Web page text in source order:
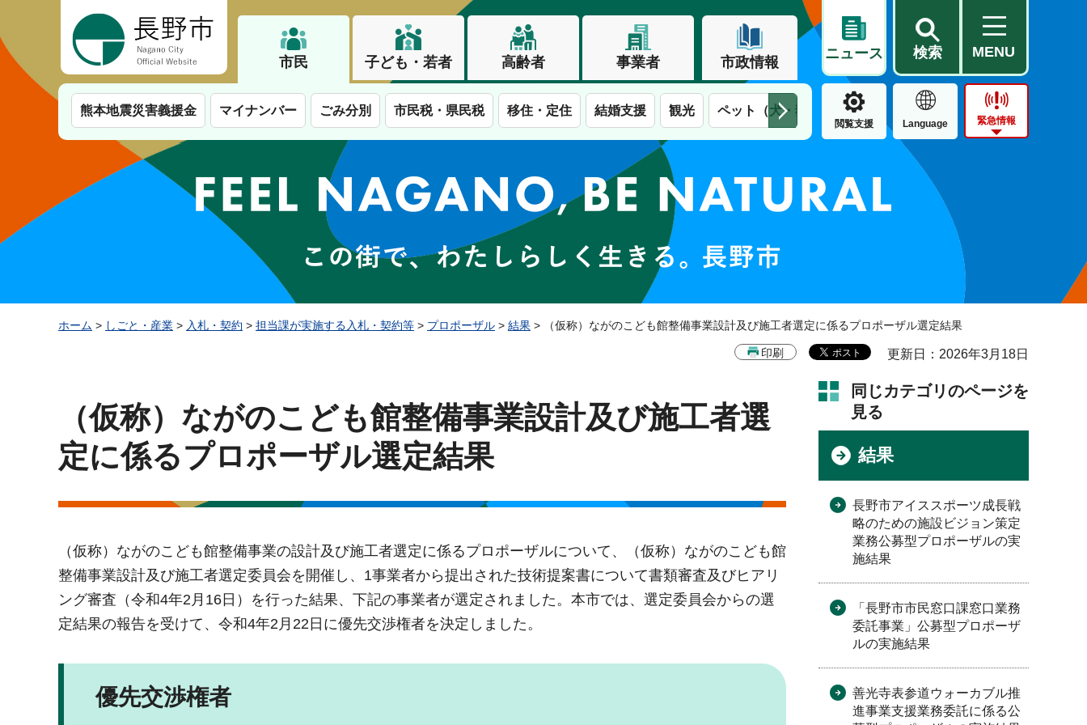
市民 子ども・若者 高齢者 事業者 市政情報
ニュース 検索 MENU
熊本地震災害義援金 マイナンバー ごみ分別 市民税・県民税 移住・定住 結婚支援 観光 ペット（犬・猫） 住民票・戸籍 公営住宅
閲覧支援 Language 緊急情報
この街で、わたしらしく生きる。長野市
ホーム > しごと・産業 > 入札・契約 > 担当課が実施する入札・契約等 > プロポーザル > 結果 > （仮称）ながのこども館整備事業設計及び施工者選定に係るプロポーザル選定結果
印刷 更新日：2026年3月18日
（仮称）ながのこども館整備事業設計及び施工者選
定に係るプロポーザル選定結果
（仮称）ながのこども館整備事業の設計及び施工者選定に係るプロポーザルについて、（仮称）ながのこども館
整備事業設計及び施工者選定委員会を開催し、1事業者から提出された技術提案書について書類審査及びヒアリ
ング審査（令和4年2月16日）を行った結果、下記の事業者が選定されました。本市では、選定委員会からの選
定結果の報告を受けて、令和4年2月22日に優先交渉権者を決定しました。
優先交渉権者
同じカテゴリのページを
見る
結果
長野市アイススポーツ成長戦
略のための施設ビジョン策定
業務公募型プロポーザルの実
施結果
「長野市市民窓口課窓口業務
委託事業」公募型プロポーザ
ルの実施結果
善光寺表参道ウォーカブル推
進事業支援業務委託に係る公